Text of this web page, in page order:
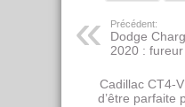
Précédent:
Dodge
2020 :
Cadillac CT4-
d’être parfaite